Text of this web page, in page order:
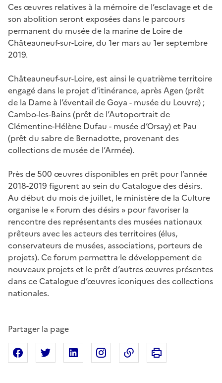
Ces œuvres relatives à la mémoire de l’esclavage et de
son abolition seront exposées dans le parcours
permanent du musée de la marine de Loire de
Châteauneuf-sur-Loire, du 1er mars au 1er septembre
2019.
Châteauneuf-sur-Loire, est ainsi le quatrième territoire
engagé dans le projet d’itinérance, après Agen (prêt
de la Dame à l’éventail de Goya - musée du Louvre) ;
Cambo-les-Bains (prêt de l’Autoportrait de
Clémentine-Hélène Dufau - musée d’Orsay) et Pau
(prêt du sabre de Bernadotte, provenant des
collections de musée de l’Armée).
Près de 500 œuvres disponibles en prêt pour l’année
2018-2019 figurent au sein du Catalogue des désirs.
Au début du mois de juillet, le ministère de la Culture
organise le « Forum des désirs » pour favoriser la
rencontre des représentants des musées nationaux
prêteurs avec les acteurs des territoires (élus,
conservateurs de musées, associations, porteurs de
projets). Ce forum permettra le développement de
nouveaux projets et le prêt d’autres œuvres présentes
dans ce Catalogue d’œuvres iconiques des collections
nationales.
Partager la page
Partager sur Facebook
Partager sur XPartager sur Linkedin
Partager sur Instagram
Copier dans le
Imprimer cette